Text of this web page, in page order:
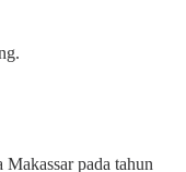
pada tahun